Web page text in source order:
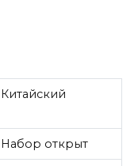
Китайский
Набор открыт